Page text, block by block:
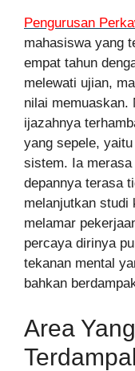
Pengurusan
mahasiswa yang
empat tahun
melewati ujian,
nilai memuaskan.
ijazahnya
yang sepele,
sistem. Ia
depannya terasa
melanjutkan studi
melamar
percaya dirinya
tekanan mental
bahkan
Area